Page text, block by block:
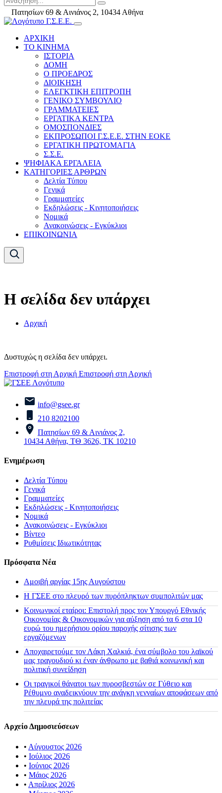
Πατησίων 69 & Αινιάνος 2, 10434 Αθήνα
ΑΡΧΙΚΗ
ΤΟ ΚΙΝΗΜΑ
ΙΣΤΟΡΙΑ
ΔΟΜΗ
Ο ΠΡΟΕΔΡΟΣ
ΔΙΟΙΚΗΣΗ
ΕΛΕΓΚΤΙΚΗ ΕΠΙΤΡΟΠΗ
ΓΕΝΙΚΟ ΣΥΜΒΟΥΛΙΟ
ΓΡΑΜΜΑΤΕΙΕΣ
ΕΡΓΑΤΙΚΑ ΚΕΝΤΡΑ
ΟΜΟΣΠΟΝΔΙΕΣ
ΕΚΠΡΟΣΩΠΟΙ Γ.Σ.Ε.Ε. ΣΤΗΝ ΕΟΚΕ
ΕΡΓΑΤΙΚΗ ΠΡΩΤΟΜΑΓΙΑ
Σ.Σ.Ε.
ΨΗΦΙΑΚΑ ΕΡΓΑΛΕΙΑ
ΚΑΤΗΓΟΡΙΕΣ ΑΡΘΡΩΝ
Δελτία Τύπου
Γενικά
Γραμματείες
Εκδηλώσεις - Κινητοποιήσεις
Νομικά
Ανακοινώσεις - Εγκύκλιοι
ΕΠΙΚΟΙΝΩΝΙΑ
Η σελίδα δεν υπάρχει
Αρχική
Δυστυχώς η σελίδα δεν υπάρχει.
Επιστροφή στη Αρχική Επιστροφή στη Αρχική
info@gsee.gr
210 8202100
Πατησίων 69 & Αινιάνος 2,
10434 Αθήνα, ΤΘ 3626, ΤΚ 10210
Ενημέρωση
Δελτία Τύπου
Γενικά
Γραμματείες
Εκδηλώσεις - Κινητοποιήσεις
Νομικά
Ανακοινώσεις - Εγκύκλιοι
Βίντεο
Ρυθμίσεις Ιδιωτικότητας
Πρόσφατα Νέα
Αμοιβή αργίας 15ης Αυγούστου
H ΓΣΕΕ στο πλευρό των πυρόπληκτων συμπολιτών μας
Κοινωνικοί εταίροι: Επιστολή προς τον Υπουργό Εθνικής
Οικονομίας & Οικονομικών για αύξηση από τα 6 στα 10
ευρώ του ημερήσιου ορίου παροχής σίτισης των
εργαζόμενων
Αποχαιρετούμε τον Λάκη Χαλκιά, ένα σύμβολο του λαϊκού
μας τραγουδιού κι έναν άνθρωπο με βαθιά κοινωνική και
πολιτική συνείδηση
Οι τραγικοί θάνατοι των πυροσβεστών σε Γύθειο και
Ρέθυμνο αναδεικνύουν την ανάγκη γενναίων αποφάσεων από
την πλευρά της πολιτείας
Αρχείο Δημοσιεύσεων
• Αύγουστος 2026
• Ιούλιος 2026
• Ιούνιος 2026
• Μάιος 2026
• Απρίλιος 2026